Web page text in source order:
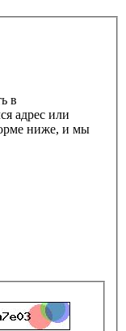
в
адрес или
ниже, и мы